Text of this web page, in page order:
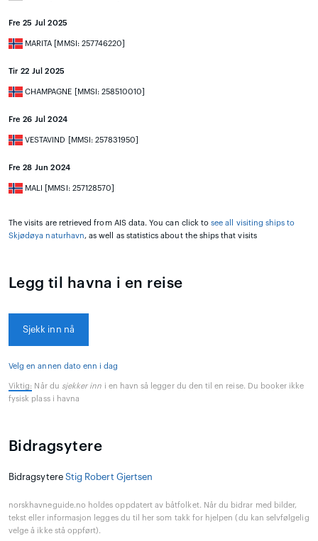
Fre 25 Jul 2025
MARITA [MMSI: 257746220]
Tir 22 Jul 2025
CHAMPAGNE [MMSI: 258510010]
Fre 26 Jul 2024
VESTAVIND [MMSI: 257831950]
Fre 28 Jun 2024
MALI [MMSI: 257128570]
The visits are retrieved from AIS data. You can click tosee all visiting ships to
Skjødøya naturhavn, as well as statistics about the ships that visits
Legg til havna i en reise
Sjekk inn nå
Velg en annen dato enn i dag
Viktig: Når du sjekker inn i en havn så legger du den til en reise. Du booker ikke
fysisk plass i havna
Bidragsytere
Bidragsytere Stig Robert Gjertsen
norskhavneguide.no holdes oppdatert av båtfolket. Når du bidrar med bilder,
tekst eller informasjon legges du til her som takk for hjelpen (du kan selvfølgelig
velge å ikke stå oppført).